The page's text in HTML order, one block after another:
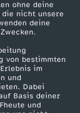
ohne deine
nicht unsere
deine
von bestimmten
im
und
Dabei
Basis deiner
und
ZDF